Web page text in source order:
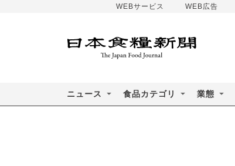
WEBサービス WEB広告
ニュース 食品カテゴリ 業態